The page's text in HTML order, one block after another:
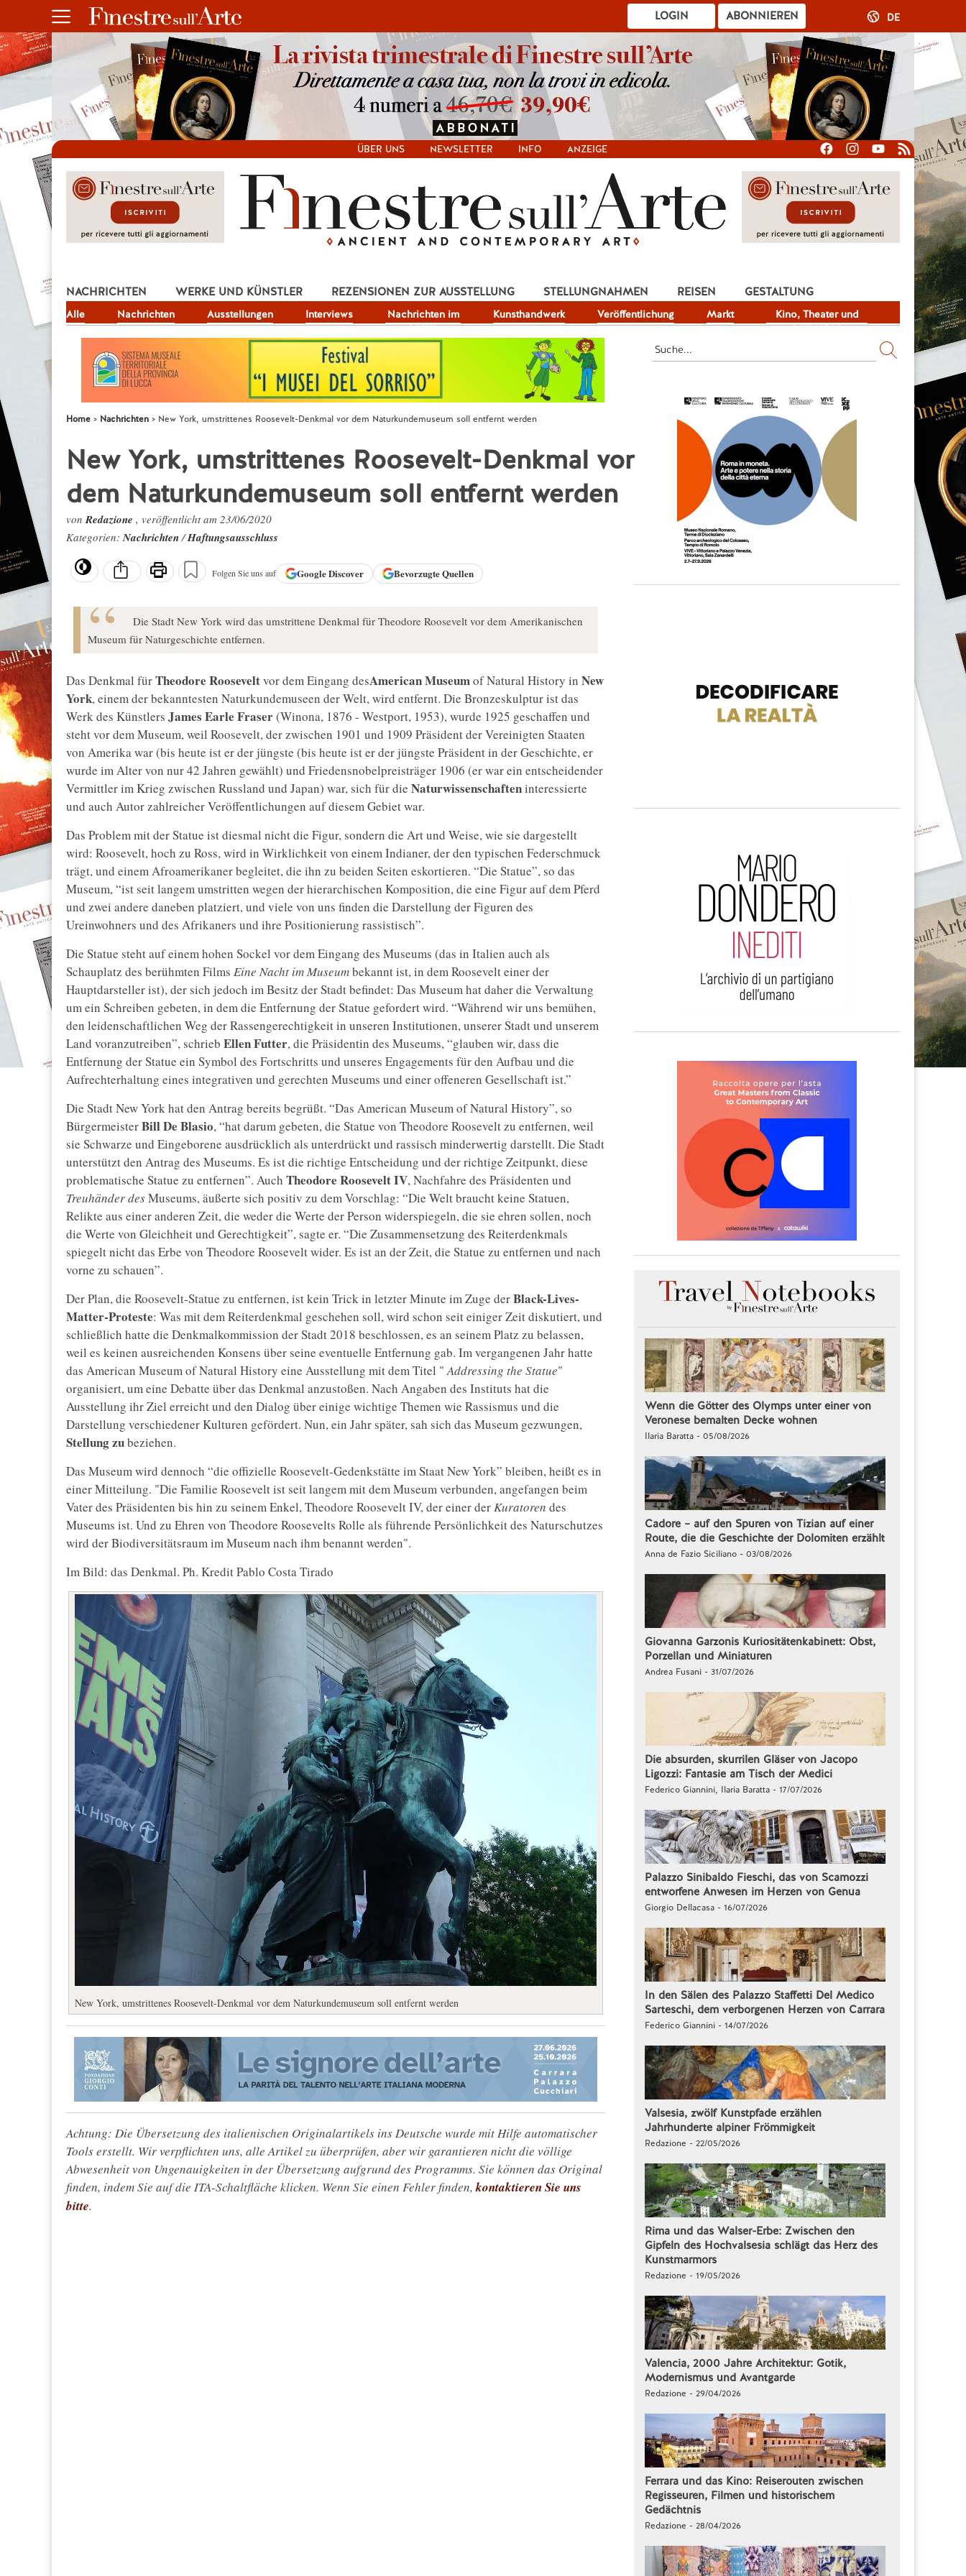
ABONNIEREN
LOGIN DE
ÜBER UNS NEWSLETTER INFO ANZEIGE
NACHRICHTEN
Alle Nachrichten Ausstellungen Interviews
Nachrichten im
Fokus
Kunsthandwerk Veröffentlichung Markt
Kino, Theater und
Fernsehen
WERKE UND KÜNSTLER REZENSIONEN ZUR AUSSTELLUNG STELLUNGNAHMEN REISEN
GESTALTUNG
JOB
Home Nachrichten New York, umstrittenes Roosevelt-Denkmal vor dem Naturkundemuseum soll entfernt werden
New York, umstrittenes Roosevelt-Denkmal vor
dem Naturkundemuseum soll entfernt werden
vonRedazione , veröffentlicht am 23/06/2020
Kategorien:Nachrichten/Haftungsausschluss
Folgen Sie uns auf GoogleDiscover Bevorzugte Quellen
Die Stadt New York wird das umstrittene Denkmal für Theodore Roosevelt vor dem Amerikanischen
Museum für Naturgeschichte entfernen.
Das Denkmal fürTheodore Rooseveltvor dem Eingang desAmerican Museumof Natural History in New
York, einem der bekanntesten Naturkundemuseen der Welt, wird entfernt. Die Bronzeskulptur ist das
Werk des Künstlers James Earle Fraser(Winona, 1876 - Westport, 1953), wurde 1925 geschaffen und
steht vor dem Museum, weil Roosevelt, der zwischen 1901 und 1909 Präsident der Vereinigten Staaten
von Amerika war (bis heute ist er der jüngste (bis heute ist er der jüngste Präsident in der Geschichte, er
wurde im Alter von nur 42 Jahren gewählt) und Friedensnobelpreisträger 1906 (er war ein entscheidender
Vermittler im Krieg zwischen Russland und Japan) war, sich für die Naturwissenschafteninteressierte
und auch Autor zahlreicher Veröffentlichungen auf diesem Gebiet war.
Das Problem mit der Statue ist diesmal nicht die Figur, sondern die Art und Weise, wie sie dargestellt
wird: Roosevelt, hoch zu Ross, wird in Wirklichkeit von einem Indianer, der den typischen Federschmuck
trägt, und einem Afroamerikaner begleitet, die ihn zu beiden Seiten eskortieren. “Die Statue”, so das
Museum, “ist seit langem umstritten wegen der hierarchischen Komposition, die eine Figur auf dem Pferd
und zwei andere daneben platziert, und viele von uns finden die Darstellung der Figuren des
Ureinwohners und des Afrikaners und ihre Positionierung rassistisch”.
Die Statue steht auf einem hohen Sockel vor dem Eingang des Museums (das in Italien auch als
Schauplatz des berühmten Films Eine Nacht im Museumbekannt ist, in dem Roosevelt einer der
Hauptdarsteller ist), der sich jedoch im Besitz der Stadt befindet: Das Museum hat daher die Verwaltung
um ein Schreiben gebeten, in dem die Entfernung der Statue gefordert wird. “Während wir uns bemühen,
den leidenschaftlichen Weg der Rassengerechtigkeit in unseren Institutionen, unserer Stadt und unserem
Land voranzutreiben”, schrieb Ellen Futter, die Präsidentin des Museums, “glauben wir, dass die
Entfernung der Statue ein Symbol des Fortschritts und unseres Engagements für den Aufbau und die
Aufrechterhaltung eines integrativen und gerechten Museums und einer offeneren Gesellschaft ist.”
Die Stadt New York hat den Antrag bereits begrüßt. “Das American Museum of Natural History”, so
BürgermeisterBill De Blasio, “hat darum gebeten, die Statue von Theodore Roosevelt zu entfernen, weil
sie Schwarze und Eingeborene ausdrücklich als unterdrückt und rassisch minderwertig darstellt. Die Stadt
unterstützt den Antrag des Museums. Es ist die richtige Entscheidung und der richtige Zeitpunkt, diese
problematische Statue zu entfernen”. Auch Theodore Roosevelt IV, Nachfahre des Präsidenten und
Treuhänder desMuseums, äußerte sich positiv zu dem Vorschlag: “Die Welt braucht keine Statuen,
Relikte aus einer anderen Zeit, die weder die Werte der Person widerspiegeln, die sie ehren sollen, noch
die Werte von Gleichheit und Gerechtigkeit”, sagte er. “Die Zusammensetzung des Reiterdenkmals
spiegelt nicht das Erbe von Theodore Roosevelt wider. Es ist an der Zeit, die Statue zu entfernen und nach
vorne zu schauen”.
Der Plan, die Roosevelt-Statue zu entfernen, ist kein Trick in letzter Minute im Zuge derBlack-Lives-
Matter-Proteste: Was mit dem Reiterdenkmal geschehen soll, wird schon seit einiger Zeit diskutiert, und
schließlich hatte die Denkmalkommission der Stadt 2018 beschlossen, es an seinem Platz zu belassen,
weil es keinen ausreichenden Konsens über seine eventuelle Entfernung gab. Im vergangenen Jahr hatte
das American Museum of Natural History eine Ausstellung mit dem Titel "Addressing the Statue"
organisiert, um eine Debatte über das Denkmal anzustoßen. Nach Angaben des Instituts hat die
Ausstellung ihr Ziel erreicht und den Dialog über einige wichtige Themen wie Rassismus und die
Darstellung verschiedener Kulturen gefördert. Nun, ein Jahr später, sah sich das Museum gezwungen,
Stellung zubeziehen.
Das Museum wird dennoch “die offizielle Roosevelt-Gedenkstätte im Staat New York” bleiben, heißt es in
einer Mitteilung. "Die Familie Roosevelt ist seit langem mit dem Museum verbunden, angefangen beim
Vater des Präsidenten bis hin zu seinem Enkel, Theodore Roosevelt IV, der einer derKuratoren des
Museums ist. Und zu Ehren von Theodore Roosevelts Rolle als führende Persönlichkeit des Naturschutzes
wird der Biodiversitätsraum im Museum nach ihm benannt werden".
Im Bild: das Denkmal. Ph. Kredit Pablo Costa Tirado
New York, umstrittenes Roosevelt-Denkmal vor dem Naturkundemuseum soll entfernt werden
Achtung: Die Übersetzung des italienischen Originalartikels ins Deutsche wurde mit Hilfe automatischer
Tools erstellt. Wir verpflichten uns, alle Artikel zu überprüfen, aber wir garantieren nicht die völlige
Abwesenheit von Ungenauigkeiten in der Übersetzung aufgrund des Programms. Sie können das Original
finden, indem Sie auf die ITA-Schaltfläche klicken. Wenn Sie einen Fehler finden,kontaktieren Sie uns
bitte.
Wenn die Götter des Olymps unter einer von
Veronese bemalten Decke wohnen
Ilaria Baratta - 05/08/2026
Cadore – auf den Spuren von Tizian auf einer
Route, die die Geschichte der Dolomiten erzählt
Anna de Fazio Siciliano - 03/08/2026
Giovanna Garzonis Kuriositätenkabinett: Obst,
Porzellan und Miniaturen
Andrea Fusani - 31/07/2026
Die absurden, skurrilen Gläser von Jacopo
Ligozzi: Fantasie am Tisch der Medici
Federico Giannini, Ilaria Baratta - 17/07/2026
Palazzo Sinibaldo Fieschi, das von Scamozzi
entworfene Anwesen im Herzen von Genua
Giorgio Dellacasa - 16/07/2026
In den Sälen des Palazzo Staffetti Del Medico
Sarteschi, dem verborgenen Herzen von Carrara
Federico Giannini - 14/07/2026
Valsesia, zwölf Kunstpfade erzählen
Jahrhunderte alpiner Frömmigkeit
Redazione - 22/05/2026
Rima und das Walser-Erbe: Zwischen den
Gipfeln des Hochvalsesia schlägt das Herz des
Kunstmarmors
Redazione - 19/05/2026
Valencia, 2000 Jahre Architektur: Gotik,
Modernismus und Avantgarde
Redazione - 29/04/2026
Ferrara und das Kino: Reiserouten zwischen
Regisseuren, Filmen und historischem
Gedächtnis
Redazione - 28/04/2026